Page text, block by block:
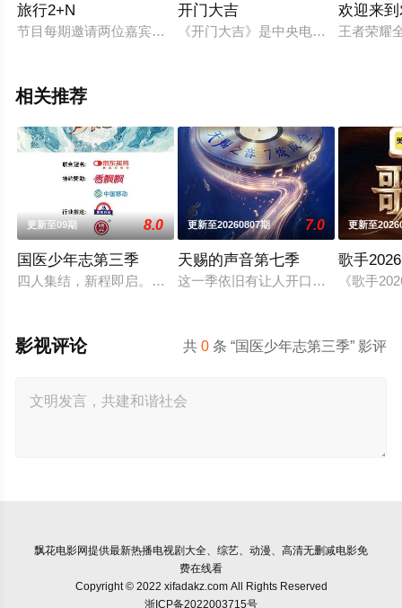
旅行2+N
节目每期邀请两位嘉宾持专属“City Crush 邀请函”深入一座都
开门大吉
《开门大吉》是中央电视台全新推
欢迎来
王者荣耀
相关推荐
更新至09期 8.0
国医少年志第三季
四人集结，新程即启。和陈妍希、夏之光、高卿尘、李雅娟一
更新至20260807期 7.0
天赐的声音第七季
这一季依旧有让人开口就想跟唱的歌
更新至
歌手2026
《歌手
共0 条 “国医少年志第三季” 影评
影视评论
飘花电影网提供最新热播电视剧大全、综艺、动漫、高清无删减电影免
费在线看
Copyright © 2022 xifadakz.com All Rights Reserved
浙ICP备2022003715号